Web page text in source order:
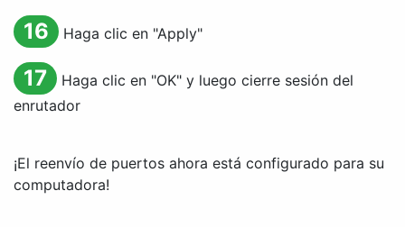
16 Haga clic en "Apply"
17 Haga clic en "OK" y luego cierre sesión del
enrutador
¡El reenvío de puertos ahora está configurado para su
computadora!